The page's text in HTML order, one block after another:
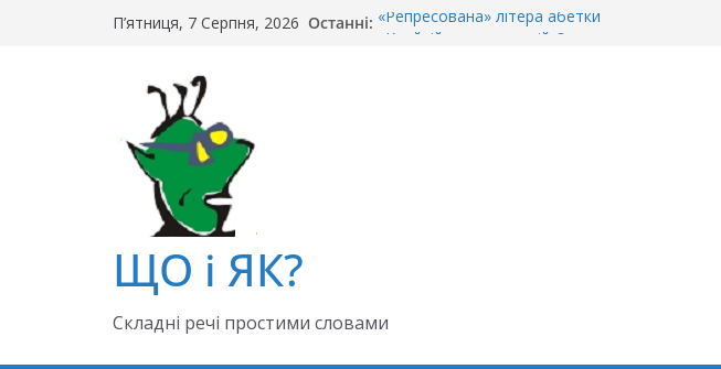
П’ятниця, 7 Серпня, 2026 Останні: «Репресована» літера абетки
ЩО і ЯК?
Складні речі простими словами